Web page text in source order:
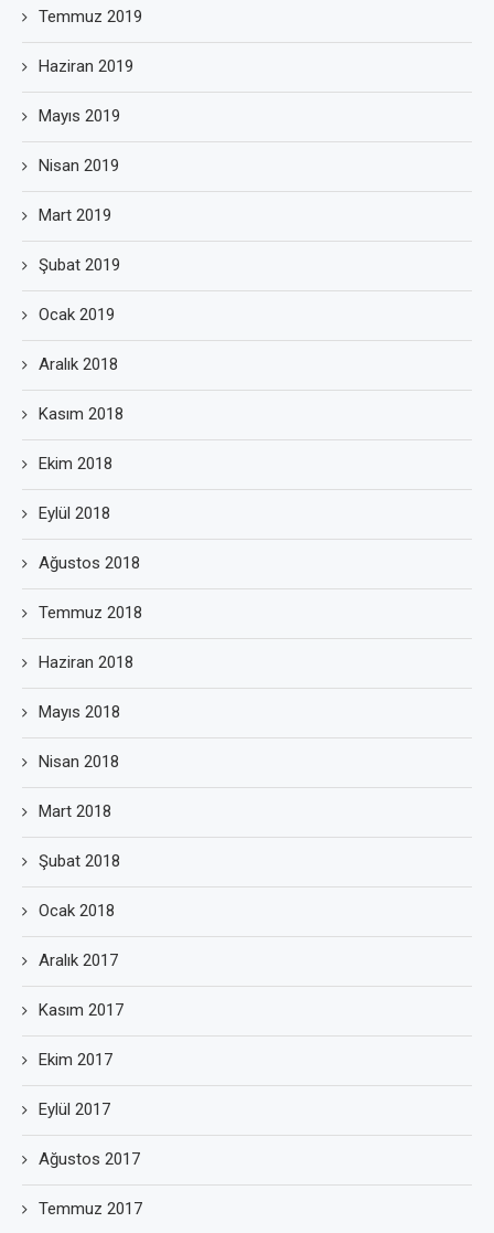
Temmuz 2019
Haziran 2019
Mayıs 2019
Nisan 2019
Mart 2019
Şubat 2019
Ocak 2019
Aralık 2018
Kasım 2018
Ekim 2018
Eylül 2018
Ağustos 2018
Temmuz 2018
Haziran 2018
Mayıs 2018
Nisan 2018
Mart 2018
Şubat 2018
Ocak 2018
Aralık 2017
Kasım 2017
Ekim 2017
Eylül 2017
Ağustos 2017
Temmuz 2017